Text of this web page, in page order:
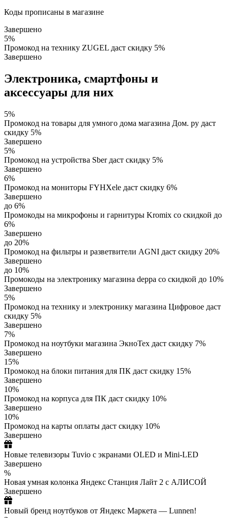
Коды прописаны в магазине
Завершено
5%
Промокод на технику ZUGEL даст скидку 5%
Завершено
Электроника, смартфоны и
аксессуары для них
5%
Промокод на товары для умного дома магазина Дом. ру даст
скидку 5%
Завершено
5%
Промокод на устройства Sber даст скидку 5%
Завершено
6%
Промокод на мониторы FYHXele даст скидку 6%
Завершено
до 6%
Промокоды на микрофоны и гарнитуры Kromix со скидкой до
6%
Завершено
до 20%
Промокод на фильтры и разветвители AGNI даст скидку 20%
Завершено
до 10%
Промокоды на электронику магазина deppa со скидкой до 10%
Завершено
5%
Промокод на технику и электронику магазина Цифровое даст
скидку 5%
Завершено
7%
Промокод на ноутбуки магазина ЭкноТех даст скидку 7%
Завершено
15%
Промокод на блоки питания для ПК даст скидку 15%
Завершено
10%
Промокод на корпуса для ПК даст скидку 10%
Завершено
10%
Промокод на карты оплаты даст скидку 10%
Завершено
Новые телевизоры Tuvio с экранами OLED и Mini-LED
Завершено
%
Новая умная колонка Яндекс Станция Лайт 2 с АЛИСОЙ
Завершено
Новый бренд ноутбуков от Яндекс Маркета — Lunnen!